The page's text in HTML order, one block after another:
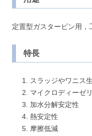
定置型ガスタービン用，
特長
スラッジやワニス
マイクロディーゼ
加水分解安定性
熱安定性
摩擦低減